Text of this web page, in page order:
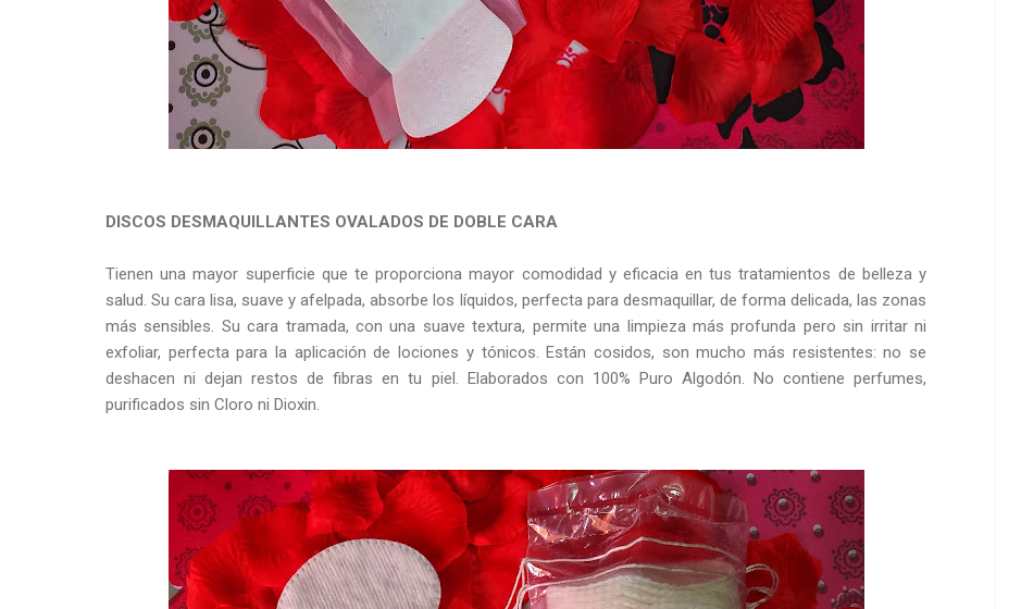
DISCOS DESMAQUILLANTES OVALADOS DE DOBLE CARA
Tienen una mayor superficie que te proporciona mayor comodidad y eficacia en tus tratamientos de belleza y
salud. Su cara lisa, suave y afelpada, absorbe los líquidos, perfecta para desmaquillar, de forma delicada, las zonas
más sensibles. Su cara tramada, con una suave textura, permite una limpieza más profunda pero sin irritar ni
exfoliar, perfecta para la aplicación de lociones y tónicos. Están cosidos, son mucho más resistentes: no se
deshacen ni dejan restos de fibras en tu piel. Elaborados con 100% Puro Algodón. No contiene perfumes,
purificados sin Cloro ni Dioxin.